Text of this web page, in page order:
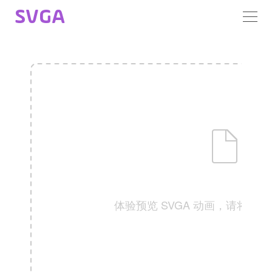
SVGA
体验预览 SVGA 动画，请将文